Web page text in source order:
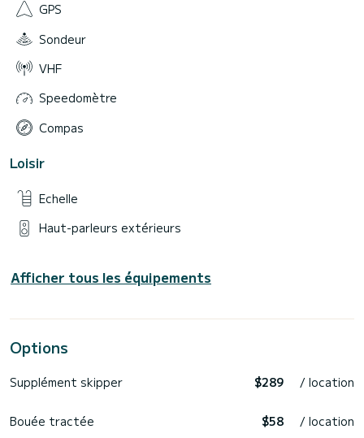
GPS
Sondeur
VHF
Speedomètre
Compas
Loisir
Echelle
Haut-parleurs extérieurs
Afficher tous les équipements
Options
Supplément skipper $289 / location
Bouée tractée $58 / location